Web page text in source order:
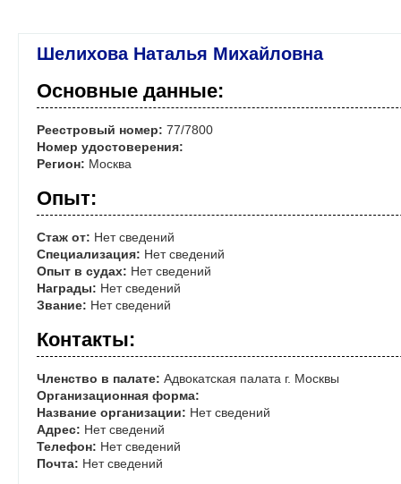
Шелихова Наталья Михайловна
Основные данные:
Реестровый номер: 77/7800
Номер удостоверения:
Регион: Москва
Опыт:
Стаж от: Нет сведений
Специализация: Нет сведений
Опыт в судах: Нет сведений
Награды: Нет сведений
Звание: Нет сведений
Контакты:
Членство в палате: Адвокатская палата г. Москвы
Организационная форма:
Название организации: Нет сведений
Адрес: Нет сведений
Телефон: Нет сведений
Почта: Нет сведений